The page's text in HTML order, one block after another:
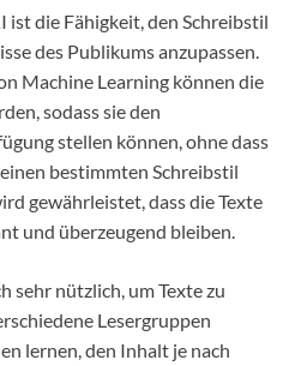
die Fähigkeit, den Schreibstil
des Publikums anzupassen.
Machine Learning können die
sodass sie den
stellen können, ohne dass
bestimmten Schreibstil
gewährleistet, dass die Texte
und überzeugend bleiben.
sehr nützlich, um Texte zu
Lesergruppen
lernen, den Inhalt je nach